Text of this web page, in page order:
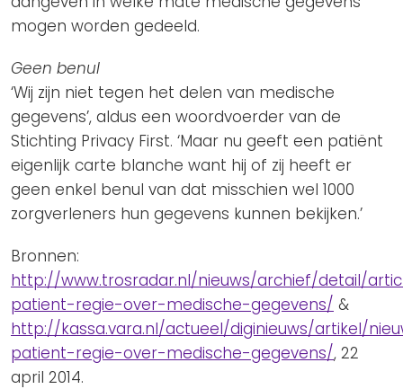
mogen worden gedeeld.
Geen benul
‘Wij zijn niet tegen het delen van medische
gegevens’, aldus een woordvoerder van de
Stichting Privacy First. ‘Maar nu geeft een patiënt
eigenlijk carte blanche want hij of zij heeft er
geen enkel benul van dat misschien wel 1000
zorgverleners hun gegevens kunnen bekijken.’
Bronnen:
http://www.trosradar.nl/nieuws/archief/detail/
patient-regie-over-medische-gegevens/ &
http://kassa.vara.nl/actueel/diginieuws/artikel/
patient-regie-over-medische-gegevens/, 22
april 2014.